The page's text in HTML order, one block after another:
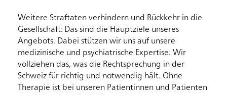
Weitere Straftaten verhindern und Rückkehr in die
Gesellschaft: Das sind die Hauptziele unseres
Angebots. Dabei stützen wir uns auf unsere
medizinische und psychiatrische Expertise. Wir
vollziehen das, was die Rechtsprechung in der
Schweiz für richtig und notwendig hält. Ohne
Therapie ist bei unseren Patientinnen und Patienten